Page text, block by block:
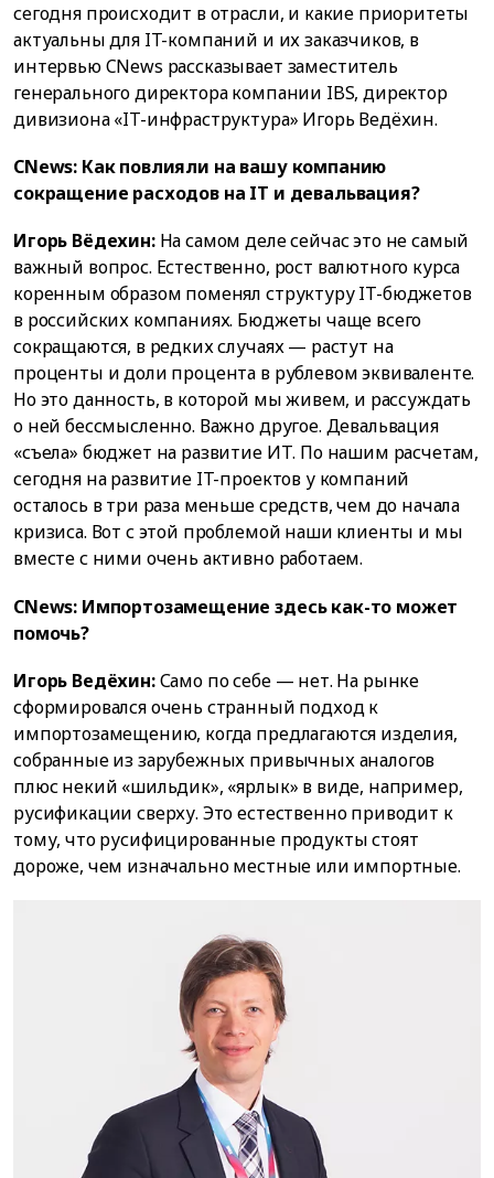
сегодня происходит в отрасли, и какие приоритеты
актуальны для IT-компаний и их заказчиков, в
интервью CNews рассказывает заместитель
генерального директора компании IBS, директор
дивизиона «IT-инфраструктура» Игорь Ведёхин.
CNews: Как повлияли на вашу компанию
сокращение расходов на IT и девальвация?
Игорь Вёдехин:На самом деле сейчас это не самый
важный вопрос. Естественно, рост валютного курса
коренным образом поменял структуру IT-бюджетов
в российских компаниях. Бюджеты чаще всего
сокращаются, в редких случаях — растут на
проценты и доли процента в рублевом эквиваленте.
Но это данность, в которой мы живем, и рассуждать
о ней бессмысленно. Важно другое. Девальвация
«съела» бюджет на развитие ИТ. По нашим расчетам,
сегодня на развитие IT-проектов у компаний
осталось в три раза меньше средств, чем до начала
кризиса. Вот с этой проблемой наши клиенты и мы
вместе с ними очень активно работаем.
CNews: Импортозамещение здесь как-то может
помочь?
Игорь Ведёхин:Само по себе — нет. На рынке
сформировался очень странный подход к
импортозамещению, когда предлагаются изделия,
собранные из зарубежных привычных аналогов
плюс некий «шильдик», «ярлык» в виде, например,
русификации сверху. Это естественно приводит к
тому, что русифицированные продукты стоят
дороже, чем изначально местные или импортные.